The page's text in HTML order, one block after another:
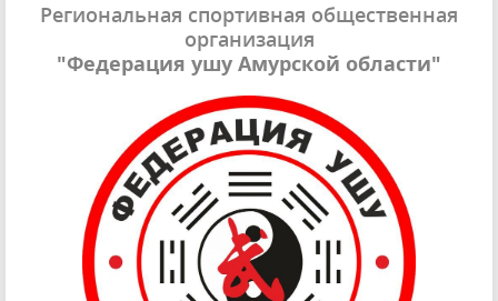
Региональная спортивная общественная
организация
"Федерация ушу Амурской области"